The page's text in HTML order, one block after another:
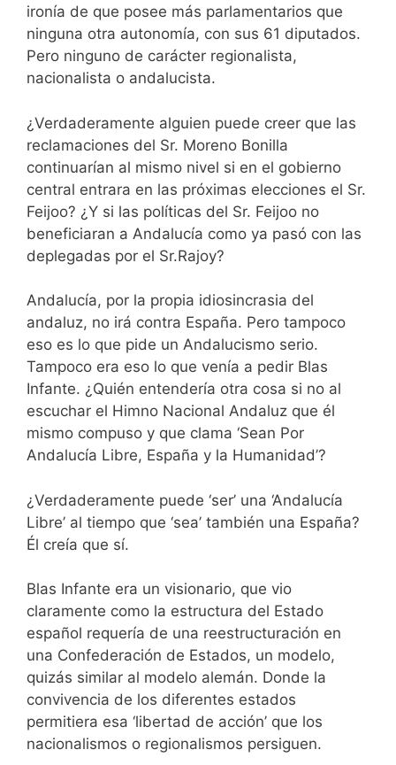
ironía de que posee más parlamentarios que
ninguna otra autonomía, con sus 61 diputados.
Pero ninguno de carácter regionalista,
nacionalista o andalucista.
¿Verdaderamente alguien puede creer que las
reclamaciones del Sr. Moreno Bonilla
continuarían al mismo nivel si en el gobierno
central entrara en las próximas elecciones el Sr.
Feijoo? ¿Y si las políticas del Sr. Feijoo no
beneficiaran a Andalucía como ya pasó con las
deplegadas por el Sr.Rajoy?
Andalucía, por la propia idiosincrasia del
andaluz, no irá contra España. Pero tampoco
eso es lo que pide un Andalucismo serio.
Tampoco era eso lo que venía a pedir Blas
Infante. ¿Quién entendería otra cosa si no al
escuchar el Himno Nacional Andaluz que él
mismo compuso y que clama ‘Sean Por
Andalucía Libre, España y la Humanidad’?
¿Verdaderamente puede ‘ser’ una ‘Andalucía
Libre’ al tiempo que ‘sea’ también una España?
Él creía que sí.
Blas Infante era un visionario, que vio
claramente como la estructura del Estado
español requería de una reestructuración en
una Confederación de Estados, un modelo,
quizás similar al modelo alemán. Donde la
convivencia de los diferentes estados
permitiera esa ‘libertad de acción’ que los
nacionalismos o regionalismos persiguen.